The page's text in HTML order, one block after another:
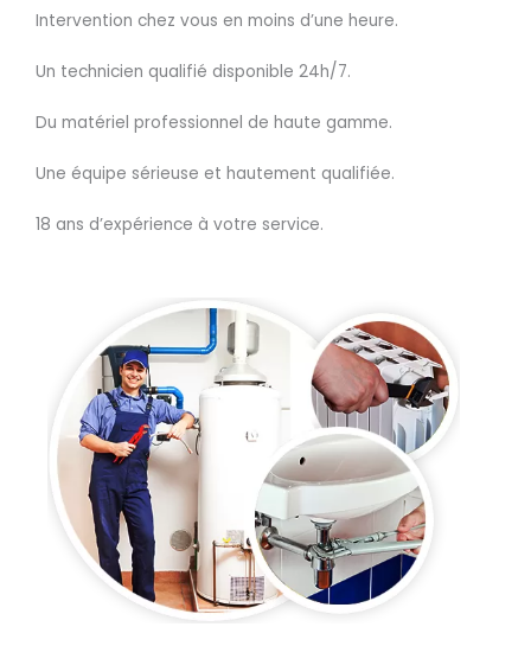
Intervention chez vous en moins d’une heure.
Un technicien qualifié disponible 24h/7.
Du matériel professionnel de haute gamme.
Une équipe sérieuse et hautement qualifiée.
18 ans d’expérience à votre service.